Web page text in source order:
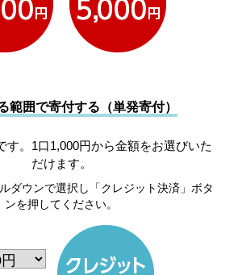
範囲で寄付する（単発寄付）
す。1口1,000円から金額をお選びいた
だけます。
ダウンで選択し「クレジット決済」ボタ
ンを押してください。